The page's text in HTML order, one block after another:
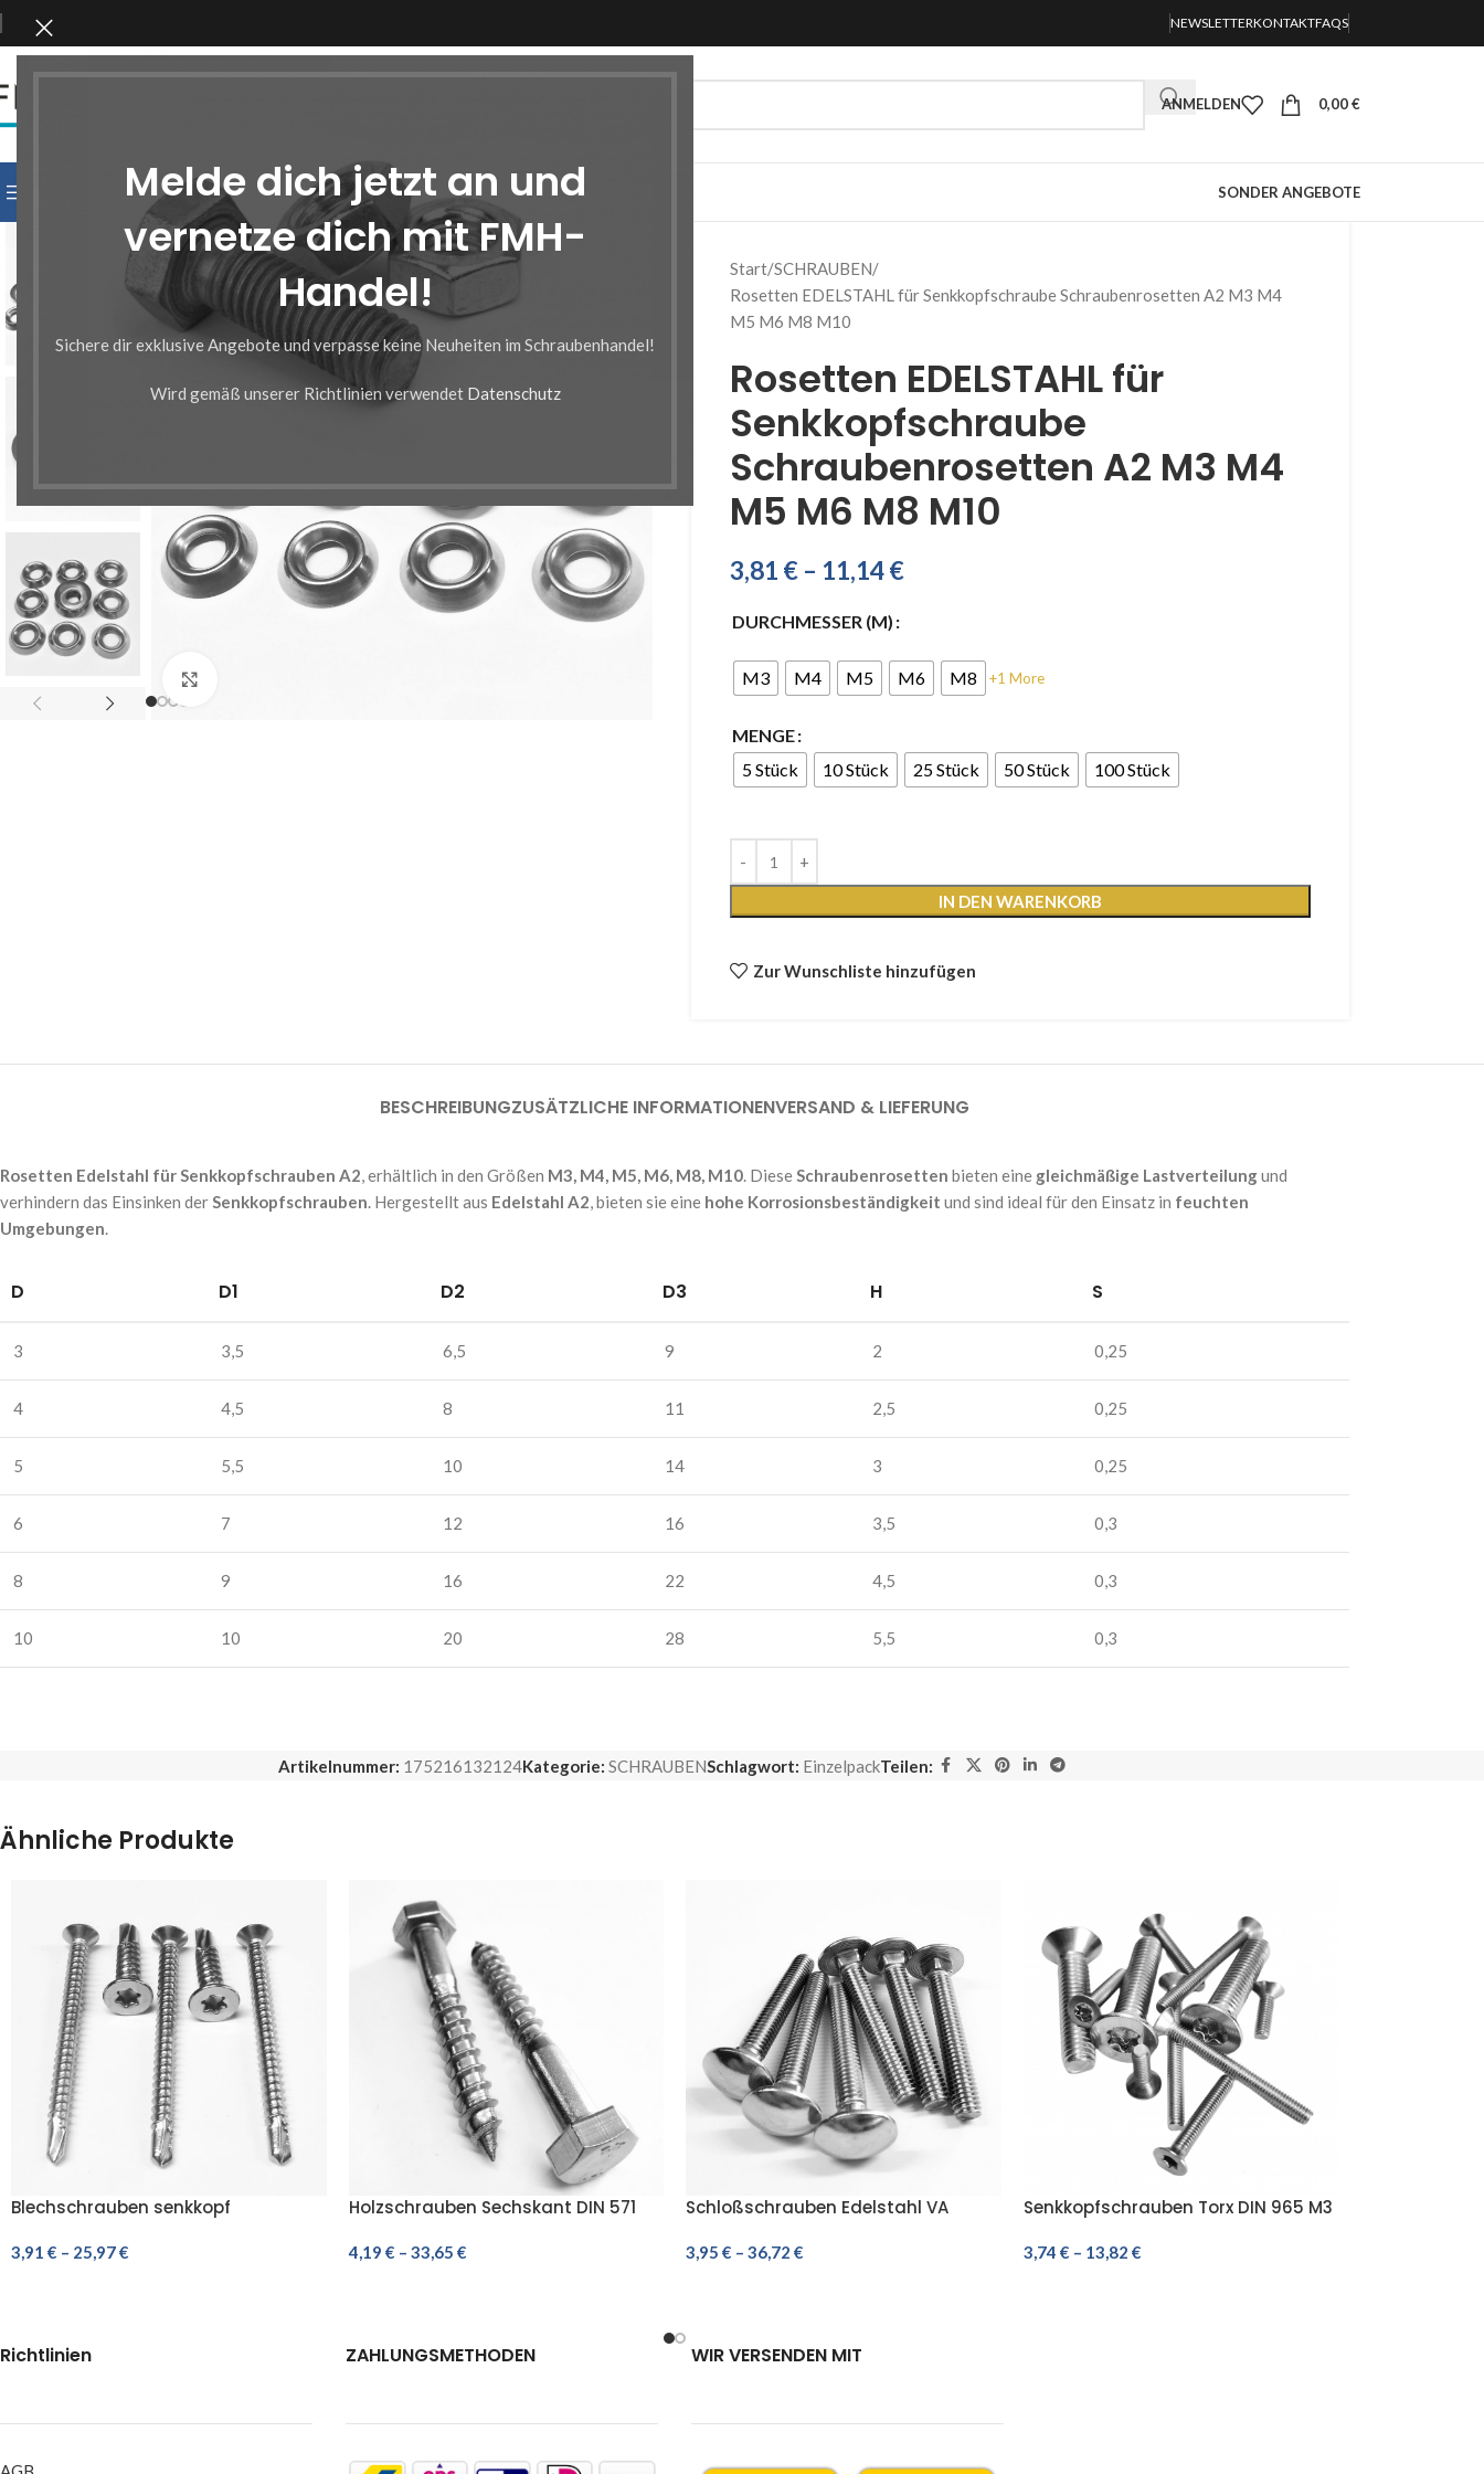
Melde dich jetzt an und
vernetze dich mit FMH-
Handel!
Sichere dir exklusive Angebote und verpasse keine Neuheiten im Schraubenhandel!
Wird gemäß unserer Richtlinien verwendet Datenschutz
NEWSLETTERKONTAKTFAQS
ANMELDEN 0,00€
KATEGORIEN DURCHSUCHEN SONDER ANGEBOTE
Start SCHRAUBEN
Rosetten EDELSTAHL für Senkkopfschraube Schraubenrosetten A2 M3 M4
M5 M6 M8 M10
Rosetten EDELSTAHL für
Senkkopfschraube
Schraubenrosetten A2 M3 M4
M5 M6 M8 M10
3,81 € – 11,14€
DURCHMESSER (M)
M3 M4 M5 M6 M8 +1 More
MENGE
5 Stück
10 Stück 25 Stück 50 Stück 100 Stück
IN DEN WARENKORB
Zur Wunschliste hinzufügen
BESCHREIBUNGZUSÄTZLICHE INFORMATIONENVERSAND & LIEFERUNG
Rosetten Edelstahl für Senkkopfschrauben A2, erhältlich in den Größen M3, M4, M5, M6, M8, M10. DieseSchraubenrosetten bieten eine gleichmäßige Lastverteilungund
verhindern das Einsinken derSenkkopfschrauben. Hergestellt aus Edelstahl A2, bieten sie eine hohe Korrosionsbeständigkeit und sind ideal für den Einsatz in feuchten
Umgebungen.
D D1 D2 D3 H S
3 3,5 6,5 9 2 0,25
4 4,5 8 11 2,5 0,25
5 5,5 10 14 3 0,25
6 7 12 16 3,5 0,3
8 9 16 22 4,5 0,3
10 10 20 28 5,5 0,3
Artikelnummer: 175216132124Kategorie: SCHRAUBENSchlagwort: EinzelpackTeilen:
Ähnliche Produkte
Blechschrauben senkkopf
TORX mit bohrspitze
3,91 € – 25,97€
Holzschrauben Sechskant DIN 571
mm
4,19 € – 33,65 €
Schloßschrauben Edelstahl VA
M8 Rostfrei
3,95 € – 36,72 €
Senkkopfschrauben Torx DIN 965 M3
3,74 € – 13,82 €
Richtlinien ZAHLUNGSMETHODEN WIR VERSENDEN MIT